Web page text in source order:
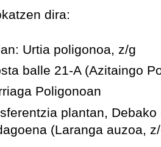
dira:
Urtia poligonoa, z/g
balle 21-A (Azitaingo
Poligonoan
plantan,
(Laranga auzoa,